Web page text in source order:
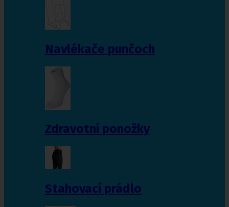
Navlékače punčoch
Zdravotní ponožky
Stahovací prádlo